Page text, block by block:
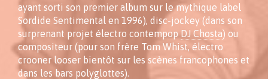
ayant sorti son premier album sur le mythique label
Sordide Sentimental en 1996), disc-jockey (dans son
surprenant projet électro contempop DJ Chosta) ou
compositeur (pour son frère Tom Whist, électro
crooner looser bientôt sur les scènes francophones et
dans les bars polyglottes).